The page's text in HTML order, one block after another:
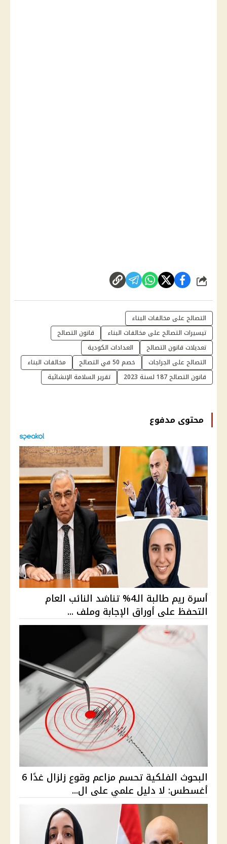
شارك
التصالح على مخالفات البناء
تيسيرات التصالح على مخالفات البناء
قانون التصالح
تعديلات قانون التصالح
العدادات الكودية
التصالح على الجراجات
خصم 50 في التصالح
مخالفات البناء
قانون التصالح 187 لسنة 2023
تقرير السلامة الإنشائية
محتوى مدفوع
أسرة ريم طالبة الـ4% تناشد النائب العام
التحفظ على أوراق الإجابة وملف ...
البحوث الفلكية تحسم مزاعم وقوع زلزال غدًا 6
أغسطس: لا دليل علمي على ال...